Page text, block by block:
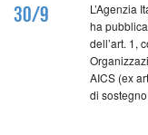
30/9
L’Agenzia
ha
dell’art. 1,
AICS (ex
di